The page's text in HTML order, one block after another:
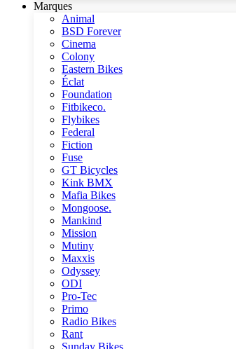
Marques
Animal
BSD Forever
Cinema
Colony
Eastern Bikes
Éclat
Foundation
Fitbikeco.
Flybikes
Federal
Fiction
Fuse
GT Bicycles
Kink BMX
Mafia Bikes
Mongoose.
Mankind
Mission
Mutiny
Maxxis
Odyssey
ODI
Pro-Tec
Primo
Radio Bikes
Rant
Sunday Bikes